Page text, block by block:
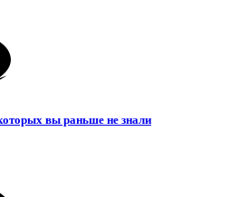
вы раньше не знали